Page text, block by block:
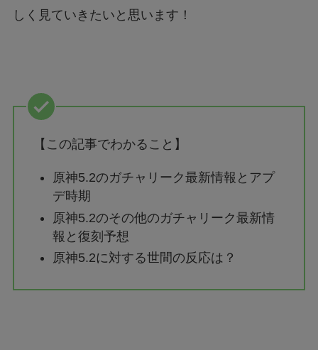
しく見ていきたいと思います！
【この記事でわかること】
原神5.2のガチャリーク最新情報とアプ
デ時期
原神5.2のその他のガチャリーク最新情
報と復刻予想
原神5.2に対する世間の反応は？